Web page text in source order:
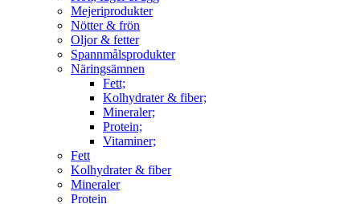
Mejeriprodukter
Nötter & frön
Oljor & fetter
Spannmålsprodukter
Näringsämnen
Fett;
Kolhydrater & fiber;
Mineraler;
Protein;
Vitaminer;
Fett
Kolhydrater & fiber
Mineraler
Protein